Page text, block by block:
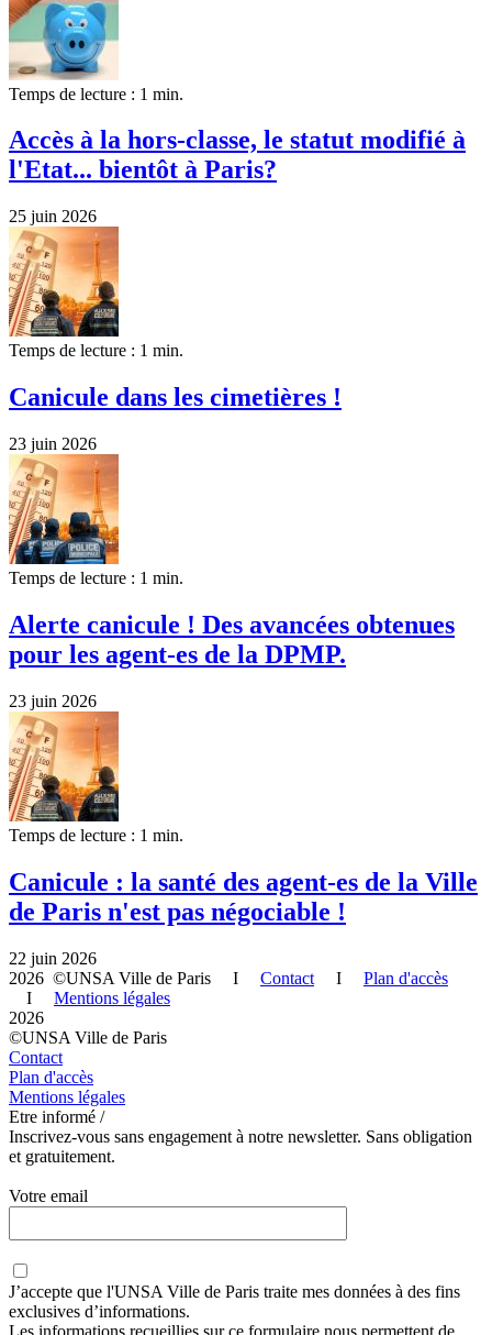
Temps de lecture : 1 min.
Accès à la hors-classe, le statut modifié à
l'Etat... bientôt à Paris?
25 juin 2026
Temps de lecture : 1 min.
Canicule dans les cimetières !
23 juin 2026
Temps de lecture : 1 min.
Alerte canicule ! Des avancées obtenues
pour les agent-es de la DPMP.
23 juin 2026
Temps de lecture : 1 min.
Canicule : la santé des agent-es de la Ville
de Paris n'est pas négociable !
22 juin 2026
2026 ©UNSA Ville de Paris I Contact I Plan d'accès
I Mentions légales
2026
©UNSA Ville de Paris
Contact
Plan d'accès
Mentions légales
Etre informé /
Inscrivez-vous sans engagement à notre newsletter. Sans obligation
et gratuitement.
Votre email
J’accepte que l'UNSA Ville de Paris traite mes données à des fins
exclusives d’informations.
Les informations recueillies sur ce formulaire nous permettent de